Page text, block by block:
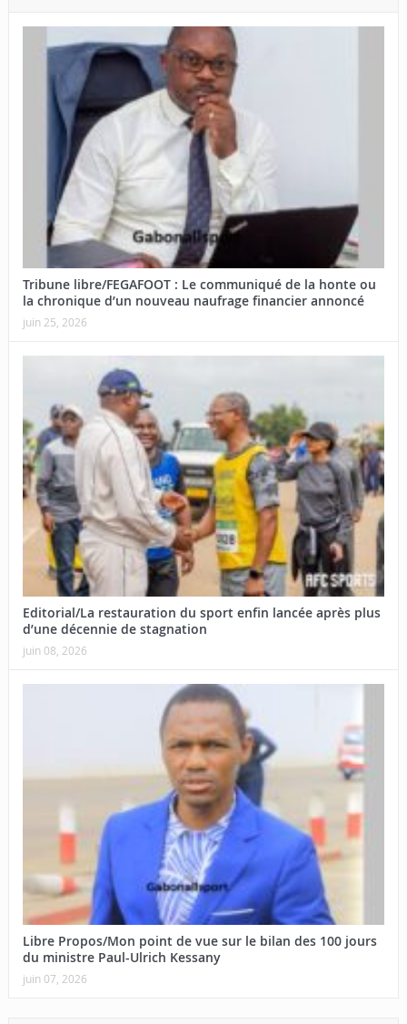
Tribune libre/FEGAFOOT : Le communiqué de la honte ou
la chronique d’un nouveau naufrage financier annoncé
juin 25, 2026
Editorial/La restauration du sport enfin lancée après plus
d’une décennie de stagnation
juin 08, 2026
Libre Propos/Mon point de vue sur le bilan des 100 jours
du ministre Paul-Ulrich Kessany
juin 07, 2026